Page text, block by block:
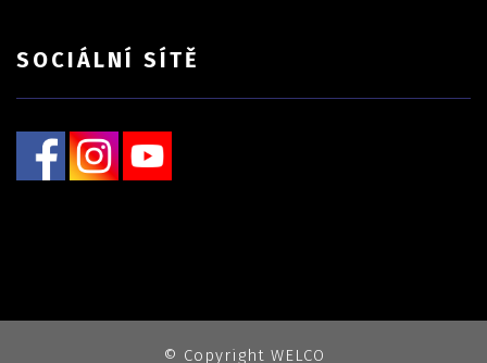
SOCIÁLNÍ SÍTĚ
© Copyright WELCO